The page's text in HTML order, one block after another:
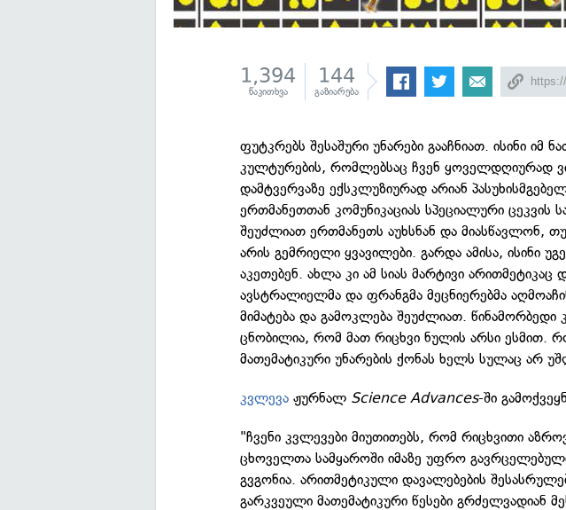
1,394
წაკითხვა
144
გაზიარება
ფუტკრებს შესაშური უნარები გააჩნიათ. ისინი იმ
კულტურების, რომლებსაც ჩვენ ყოველდღიურად
დამტვერვაზე ექსკლუზიურად არიან
ერთმანეთთან კომუნიკაციას სპეციალური ცეკვის
შეუძლიათ ერთმანეთს აუხსნან და მიასწავლონ,
არის გემრიელი ყვავილები. გარდა ამისა, ისინი
აკეთებენ. ახლა კი ამ სიას მარტივი არითმეტიკაც
ავსტრალიელმა და ფრანგმა მეცნიერებმა
მიმატება და გამოკლება შეუძლიათ. წინამორბედი
ცნობილია, რომ მათ რიცხვი ნულის არსი ესმით.
მათემატიკური უნარების ქონას ხელს სულაც არ
კვლევა ჟურნალ Science Advances-ში
"ჩვენი კვლევები მიუთითებს, რომ რიცხვითი
ცხოველთა სამყაროში იმაზე უფრო
გვგონია. არითმეტიკული დავალებების
გარკვეული მათემატიკური წესები გრძელვადიან